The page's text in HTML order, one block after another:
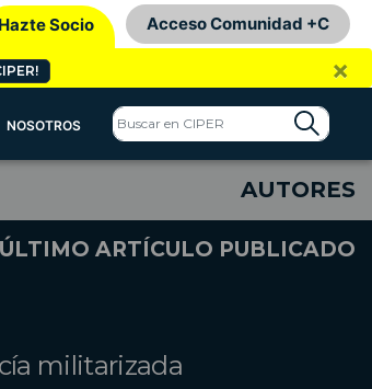
Hazte Socio Acceso Comunidad +C
×
NOSOTROS
AUTORES
ÚLTIMO ARTÍCULO PUBLICADO
militarizada